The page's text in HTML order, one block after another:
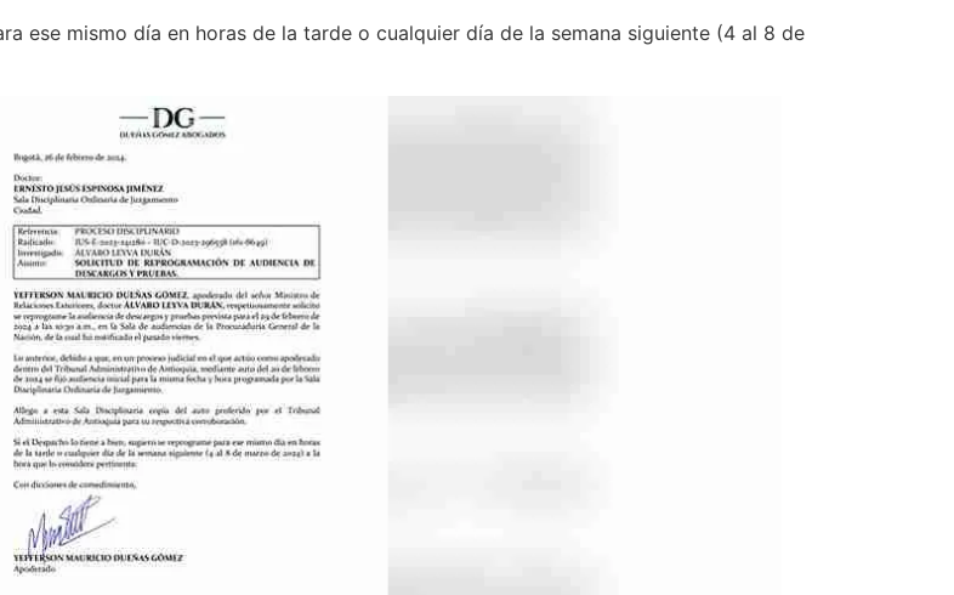
ese mismo día en horas de la tarde o cualquier día de la semana siguiente (4 al 8 de